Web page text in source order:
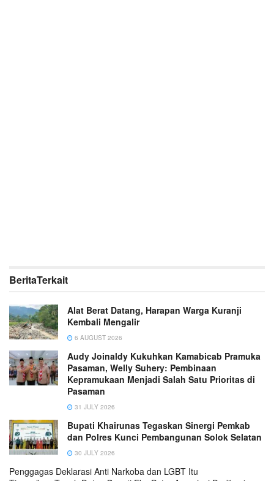
BeritaTerkait
Alat Berat Datang, Harapan Warga Kuranji
Kembali Mengalir
6 AUGUST 2026
Audy Joinaldy Kukuhkan Kamabicab Pramuka
Pasaman, Welly Suhery: Pembinaan
Kepramukaan Menjadi Salah Satu Prioritas di
Pasaman
31 JULY 2026
Bupati Khairunas Tegaskan Sinergi Pemkab
dan Polres Kunci Pembangunan Solok Selatan
30 JULY 2026
Penggagas Deklarasi Anti Narkoba dan LGBT Itu